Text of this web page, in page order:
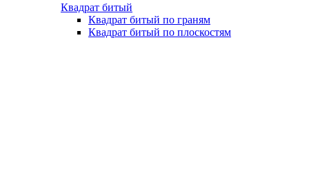
Квадрат битый
Квадрат битый по граням
Квадрат битый по плоскостям